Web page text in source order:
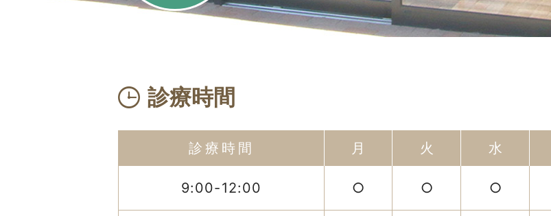
診療時間
診療時間 月 火 水
9:00-12:00 ○ ○ ○